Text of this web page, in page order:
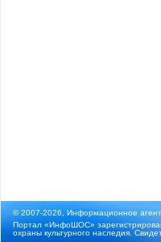
© 2007-2026, Информационное
Портал «ИнфоШОС»
охраны культурного наследия.